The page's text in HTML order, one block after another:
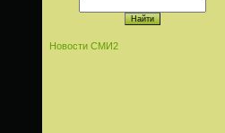
Новости СМИ2